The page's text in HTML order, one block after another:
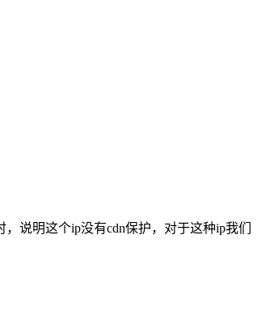
说明这个ip没有cdn保护，对于这种ip我们